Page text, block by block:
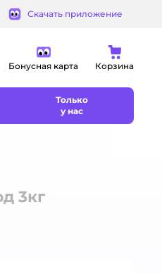
Скачать приложение
Бонусная карта Корзина
Только
у нас
3кг